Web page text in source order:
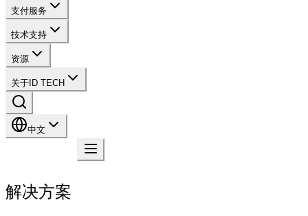
支付服务
技术支持
资源
关于ID TECH
中文
解决方案